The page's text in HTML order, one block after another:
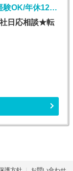
IT・エンジニア(ITエンジニア/完全未経験OK/年休125日)
社日応相談★転